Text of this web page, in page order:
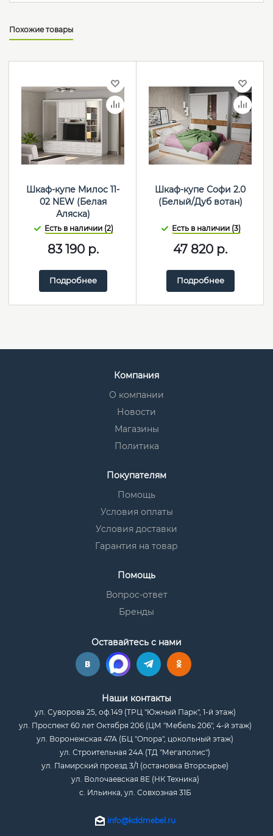
Похожие товары
Шкаф-купе Милос 11-
02 NEW (Белая
Аляска)
Есть в наличии (2)
83 190р.
Подробнее
Шкаф-купе Софи 2.0
(Белый/Дуб вотан)
Есть в наличии (3)
47 820 р.
Подробнее
Компания
О компании
Новости
Магазины
Политика
Покупателям
Помощь
Условия оплаты
Условия доставки
Гарантия на товар
Помощь
Вопрос-ответ
Бренды
Оставайтесь с нами
Наши контакты
ул. Суворова 25, оф.149 (ТРЦ "Южный Парк", 1-й этаж)
ул. Проспект 60 лет Октября 206 (ЦМ "Мебель 206", 4-й этаж)
ул. Воронежская 47А (БЦ "Опора", цокольный этаж)
ул. Строительная 24А (ТД "Мегаполис")
ул. Памирский проезд 3/1 (остановка Вторсырье)
ул. Волочаевская 8Е (НК Техника)
с. Ильинка, ул. Совхозная 31Б
info@kddmebel.ru